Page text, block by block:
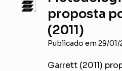
proposta
(2011)
Publicado em 29/01/
Garrett (2011)